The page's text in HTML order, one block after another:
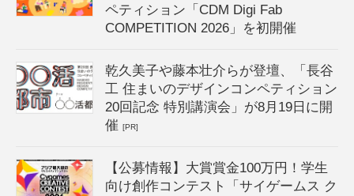
ペティション「CDM Digi Fab
COMPETITION 2026」を初開催
乾久美子や藤本壮介らが登壇、「長谷
工 住まいのデザインコンペティション
20回記念 特別講演会」が8月19日に開
催[PR]
【公募情報】大賞賞金100万円！学生
向け創作コンテスト「サイゲームス ク